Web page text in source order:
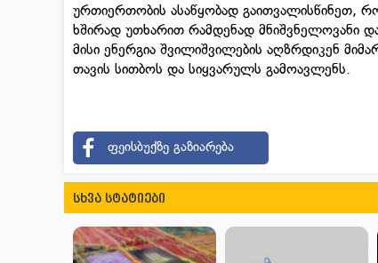
ურთიერთობის ასაწყობად გაითვალისწინეთ,
ხშირად უთხარით რამდენად მნიშვნელოვანი და
მისი ენერგია შვილიშვილების აღზრდიკენ
თავის სითბოს და სიყვარულს გამოავლენს.
ფეისბუქზე გაზიარება
სხვა სტატიები